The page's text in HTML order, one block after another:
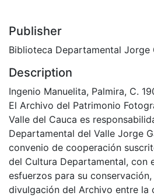
Publisher
Biblioteca Departamental Jorge
Description
Ingenio Manuelita, Palmira, C.
El Archivo del Patrimonio
Valle del Cauca es
Departamental del Valle Jorge
convenio de cooperación
del Cultura Departamental, con
esfuerzos para su
divulgación del Archivo entre la